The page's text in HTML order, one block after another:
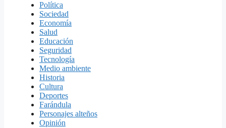
Política
Sociedad
Economía
Salud
Educación
Seguridad
Tecnología
Medio ambiente
Historia
Cultura
Deportes
Farándula
Personajes alteños
Opinión